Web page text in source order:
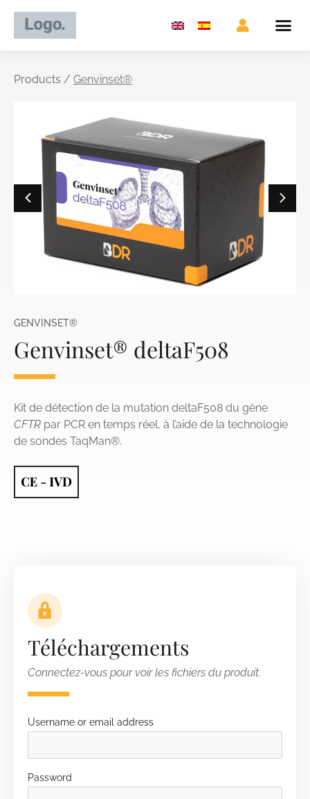
Products / Genvinset®
GENVINSET®
Genvinset® deltaF508
Kit de détection de la mutation deltaF508 du gène
CFTR par PCR en temps réel, à l’aide de la technologie
de sondes TaqMan®.
Téléchargements
Connectez-vous pour voir les fichiers du produit.
Username or email address
Password